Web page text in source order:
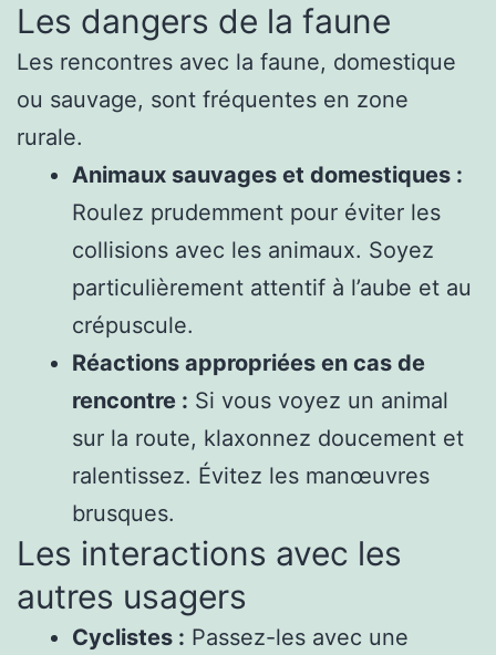
Les dangers de la faune
Les rencontres avec la faune, domestique
ou sauvage, sont fréquentes en zone
rurale.
Animaux sauvages et domestiques :
Roulez prudemment pour éviter les
collisions avec les animaux. Soyez
particulièrement attentif à l’aube et au
crépuscule.
Réactions appropriées en cas de
rencontre : Si vous voyez un animal
sur la route, klaxonnez doucement et
ralentissez. Évitez les manœuvres
brusques.
Les interactions avec les
autres usagers
Cyclistes : Passez-les avec une